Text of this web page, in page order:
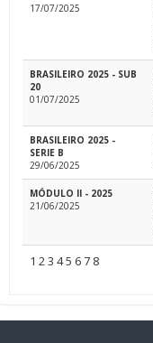
17/07/2025
BRASILEIRO 2025 - SUB
20
01/07/2025
BRASILEIRO 2025 -
SERIE B
29/06/2025
MÓDULO II - 2025
21/06/2025
1 23 45 67 8